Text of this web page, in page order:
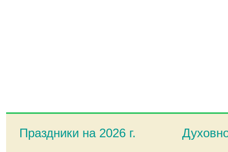
Праздники на 2026 г.